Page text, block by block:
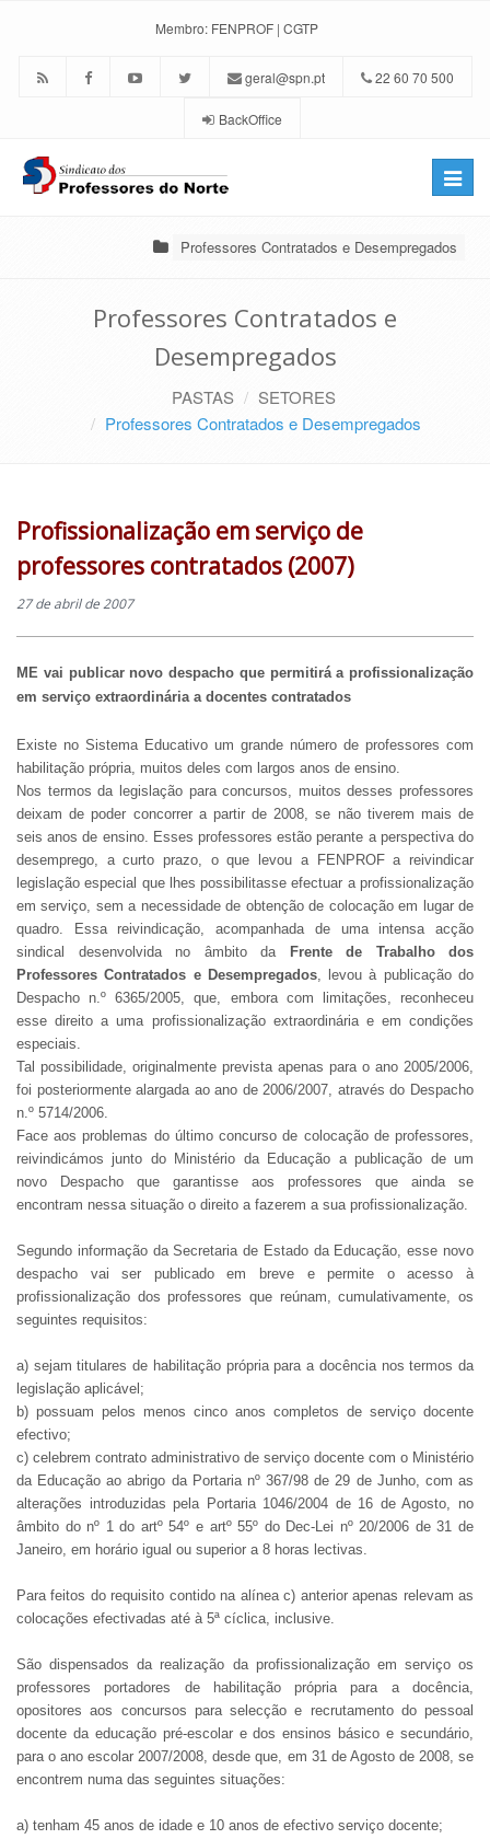
Membro: FENPROF | CGTP
geral@spn.pt 22 60 70 500
BackOffice
Toggle
Professores Contratados e Desempregados
Professores Contratados e
Desempregados
PASTAS
SETORES
Professores Contratados e Desempregados
Profissionalização em serviço de
professores contratados (2007)
27 de abril de 2007
ME vai publicar novo despacho que permitirá a profissionalização
em serviço extraordinária a docentes contratados
Existe no Sistema Educativo um grande número de professores com
habilitação própria, muitos deles com largos anos de ensino.
Nos termos da legislação para concursos, muitos desses professores
deixam de poder concorrer a partir de 2008, se não tiverem mais de
seis anos de ensino. Esses professores estão perante a perspectiva do
desemprego, a curto prazo, o que levou a FENPROF a reivindicar
legislação especial que lhes possibilitasse efectuar a profissionalização
em serviço, sem a necessidade de obtenção de colocação em lugar de
quadro. Essa reivindicação, acompanhada de uma intensa acção
sindical desenvolvida no âmbito da
Frente de Trabalho dos
Professores Contratados e Desempregados, levou à publicação do
Despacho n.º 6365/2005, que, embora com limitações, reconheceu
esse direito a uma profissionalização extraordinária e em condições
especiais.
Tal possibilidade, originalmente prevista apenas para o ano 2005/2006,
foi posteriormente alargada ao ano de 2006/2007, através do Despacho
n.º 5714/2006.
Face aos problemas do último concurso de colocação de professores,
reivindicámos junto do Ministério da Educação a publicação de um
novo Despacho que garantisse aos professores que ainda se
encontram nessa situação o direito a fazerem a sua profissionalização.
Segundo informação da Secretaria de Estado da Educação, esse novo
despacho vai ser publicado em breve e permite o acesso à
profissionalização dos professores que reúnam, cumulativamente, os
seguintes requisitos:
a) sejam titulares de habilitação própria para a docência nos termos da
legislação aplicável;
b) possuam pelos menos cinco anos completos de serviço docente
efectivo;
c) celebrem contrato administrativo de serviço docente com o Ministério
da Educação ao abrigo da Portaria nº 367/98 de 29 de Junho, com as
alterações introduzidas pela Portaria 1046/2004 de 16 de Agosto, no
âmbito do nº 1 do artº 54º e artº 55º do Dec-Lei nº 20/2006 de 31 de
Janeiro, em horário igual ou superior a 8 horas lectivas.
Para feitos do requisito contido na alínea c) anterior apenas relevam as
colocações efectivadas até à 5ª cíclica, inclusive.
São dispensados da realização da profissionalização em serviço os
professores portadores de habilitação própria para a docência,
opositores aos concursos para selecção e recrutamento do pessoal
docente da educação pré-escolar e dos ensinos básico e secundário,
para o ano escolar 2007/2008, desde que, em 31 de Agosto de 2008, se
encontrem numa das seguintes situações:
a) tenham 45 anos de idade e 10 anos de efectivo serviço docente;